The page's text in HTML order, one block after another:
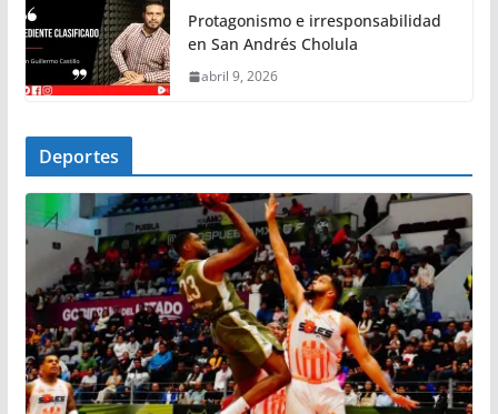
Protagonismo e irresponsabilidad
en San Andrés Cholula
abril 9, 2026
Deportes